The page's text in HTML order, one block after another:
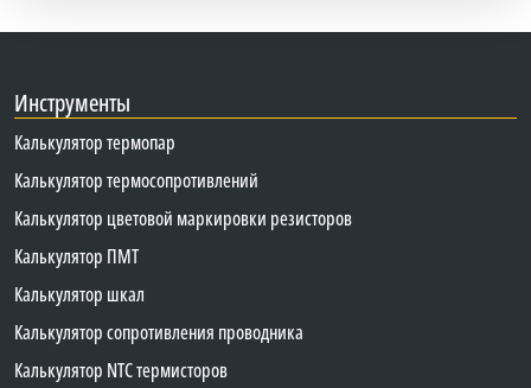
Инструменты
Калькулятор термопар
Калькулятор термосопротивлений
Калькулятор цветовой маркировки резисторов
Калькулятор ПМТ
Калькулятор шкал
Калькулятор сопротивления проводника
Калькулятор NTC термисторов